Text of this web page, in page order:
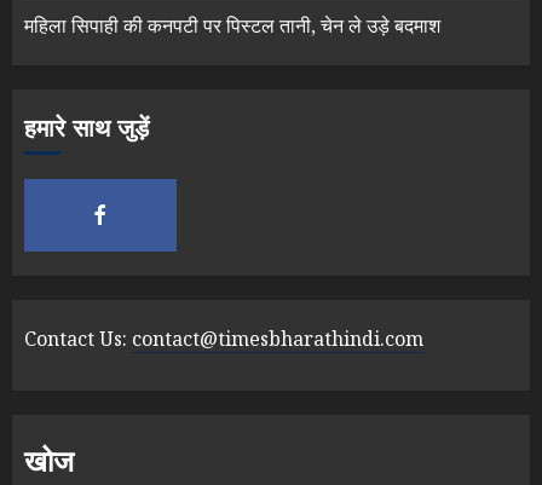
महिला सिपाही की कनपटी पर पिस्टल तानी, चेन ले उड़े बदमाश
हमारे साथ जुड़ें
Contact Us: contact@timesbharathindi.com
खोज